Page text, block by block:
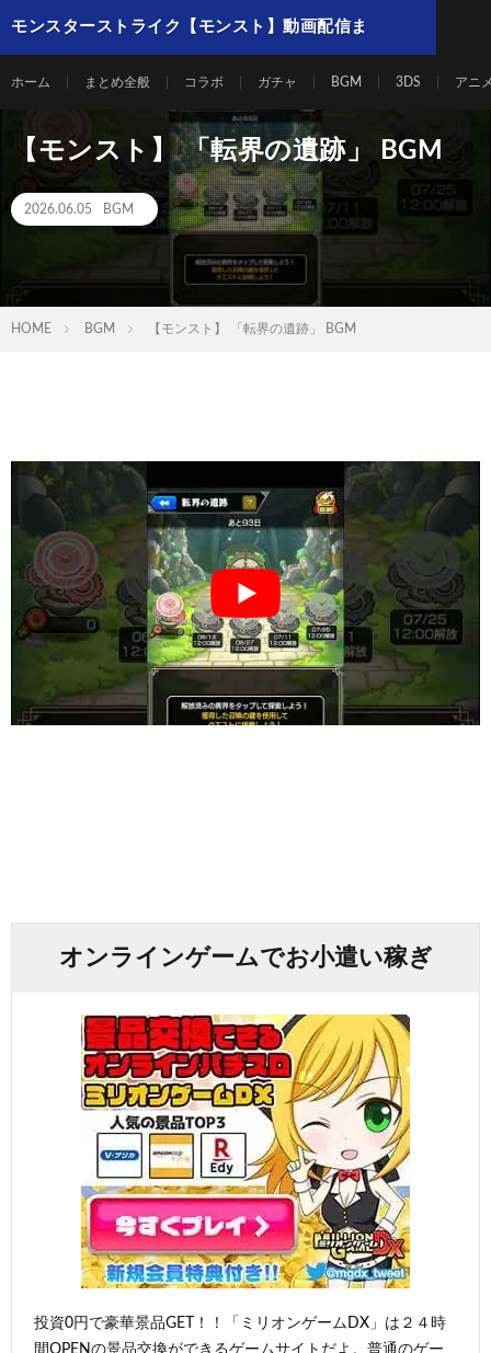
モンスターストライク【モンスト】動画配信ま
ホーム まとめ全般 コラボ ガチャ BGM 3DS アニ
【モンスト】 「転界の遺跡」 BGM
2026.06.05 BGM
HOME BGM 【モンスト】 「転界の遺跡」 BGM
オンラインゲームでお小遣い稼ぎ
投資0円で豪華景品GET！！「ミリオンゲームDX」は２４時
間OPENの景品交換ができるゲームサイトだよ。普通のゲー